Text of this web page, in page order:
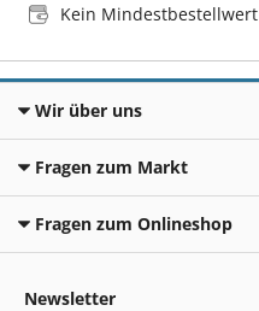
Kein Mindestbestellwert
Wir über uns
Fragen zum Markt
Fragen zum Onlineshop
Newsletter